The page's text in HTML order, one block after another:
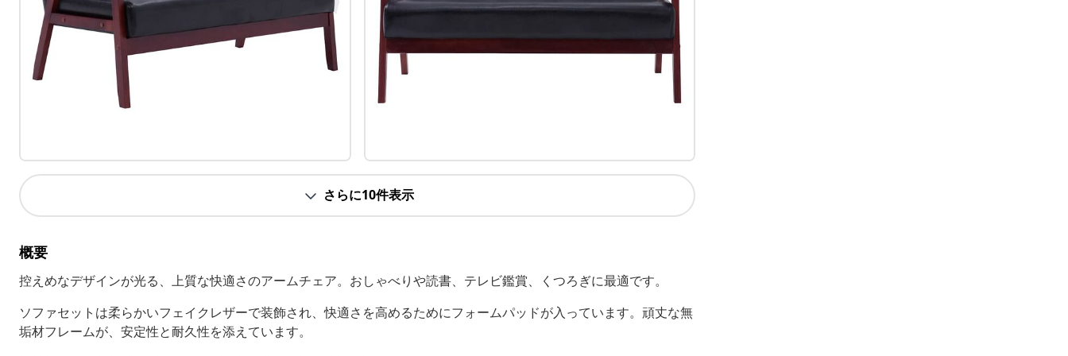
さらに10件表示
概要
控えめなデザインが光る、上質な快適さのアームチェア。おしゃべりや読書、テレビ鑑賞、くつろぎに最適です。
ソファセットは柔らかいフェイクレザーで装飾され、快適さを高めるためにフォームパッドが入っています。頑丈な無
垢材フレームが、安定性と耐久性を添えています。